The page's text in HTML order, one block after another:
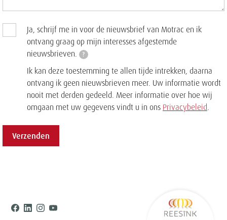
Ja, schrijf me in voor de nieuwsbrief van Motrac en ik
ontvang graag op mijn interesses afgestemde
nieuwsbrieven.
?
Ik kan deze toestemming te allen tijde intrekken, daarna
ontvang ik geen nieuwsbrieven meer. Uw informatie wordt
nooit met derden gedeeld. Meer informatie over hoe wij
omgaan met uw gegevens vindt u in ons Privacybeleid
Verzenden
Facebook
LinkedinInstagram
Youtube